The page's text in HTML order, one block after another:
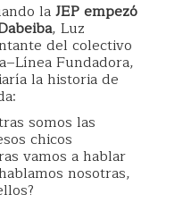
laJEP empezó
, Luz
del colectivo
Fundadora,
la historia de
somos las
chicos
vamos a hablar
nosotras,